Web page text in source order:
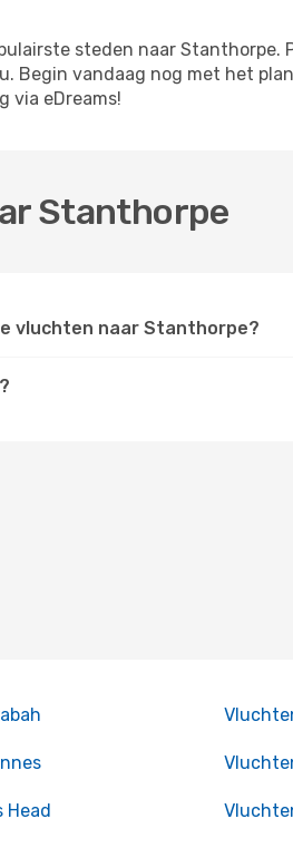
steden naar Stanthorpe.
vandaag nog met het
via eDreams!
Stanthorpe
vluchten naar Stanthorpe?
Head